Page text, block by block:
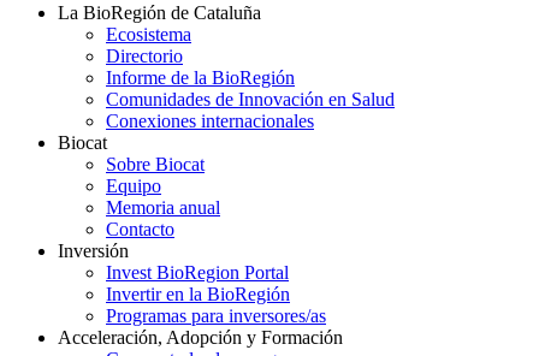
La BioRegión de Cataluña
Ecosistema
Directorio
Informe de la BioRegión
Comunidades de Innovación en Salud
Conexiones internacionales
Biocat
Sobre Biocat
Equipo
Memoria anual
Contacto
Inversión
Invest BioRegion Portal
Invertir en la BioRegión
Programas para inversores/as
Acceleración, Adopción y Formación